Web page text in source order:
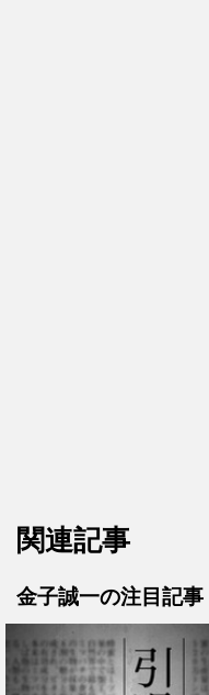
関連記事
金子誠一の注目記事